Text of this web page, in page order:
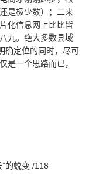
是极少数）；二来
化信息网上比比皆
九。绝大多数县域
确定位的同时，尽可
是一个思路而已，
”的蜕变 /118